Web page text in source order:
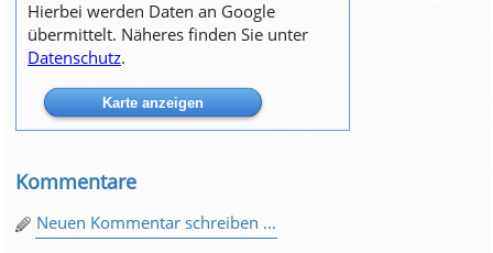
Hierbei werden Daten an Google
übermittelt. Näheres finden Sie unter
Datenschutz.
Kommentare
Neuen Kommentar schreiben ...